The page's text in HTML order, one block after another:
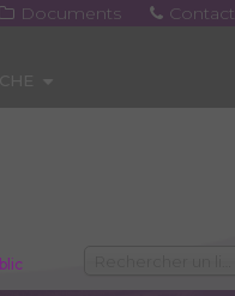
Documents Contact